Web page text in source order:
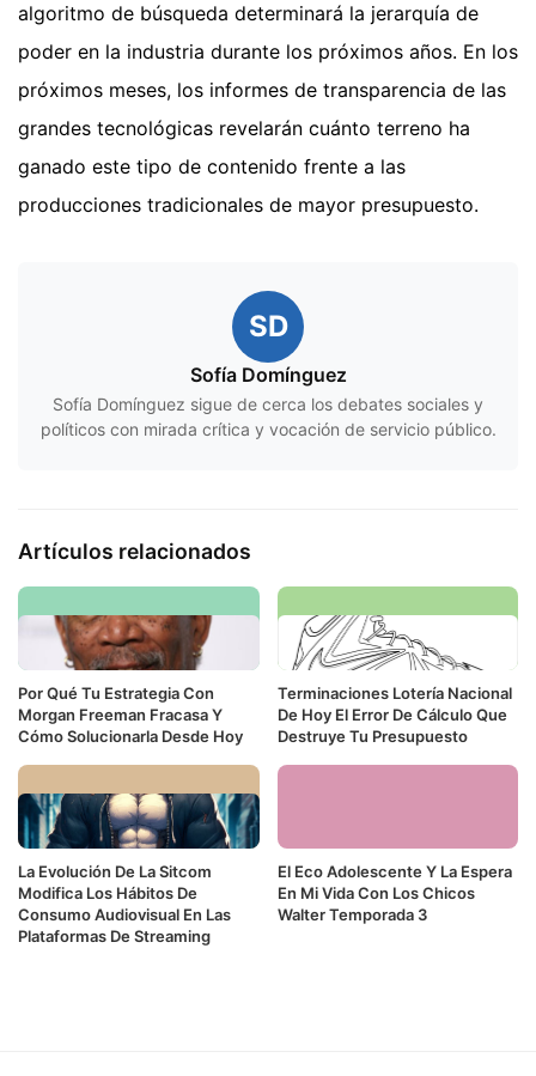
algoritmo de búsqueda determinará la jerarquía de
poder en la industria durante los próximos años. En los
próximos meses, los informes de transparencia de las
grandes tecnológicas revelarán cuánto terreno ha
ganado este tipo de contenido frente a las
producciones tradicionales de mayor presupuesto.
SD
Sofía Domínguez
Sofía Domínguez sigue de cerca los debates sociales y
políticos con mirada crítica y vocación de servicio público.
Artículos relacionados
Por Qué Tu Estrategia Con
Morgan Freeman Fracasa Y
Cómo Solucionarla Desde Hoy
Terminaciones Lotería Nacional
De Hoy El Error De Cálculo Que
Destruye Tu Presupuesto
La Evolución De La Sitcom
Modifica Los Hábitos De
Consumo Audiovisual En Las
Plataformas De Streaming
El Eco Adolescente Y La Espera
En Mi Vida Con Los Chicos
Walter Temporada 3